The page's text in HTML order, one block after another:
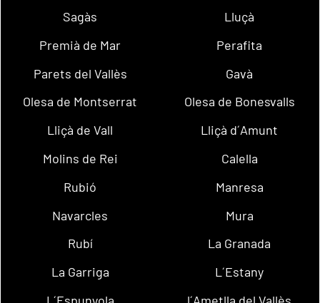
Sagàs
Lluçà
Premià de Mar
Perafita
Parets del Vallès
Gavà
Olesa de Montserrat
Olesa de Bonesvalls
Lliçà de Vall
Lliçà d´Amunt
Molins de Rei
Calella
Rubió
Manresa
Navarcles
Mura
Rubí
La Granada
La Garriga
L´Estany